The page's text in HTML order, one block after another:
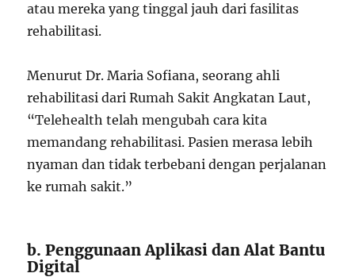
atau mereka yang tinggal jauh dari fasilitas
rehabilitasi.
Menurut Dr. Maria Sofiana, seorang ahli
rehabilitasi dari Rumah Sakit Angkatan Laut,
“Telehealth telah mengubah cara kita
memandang rehabilitasi. Pasien merasa lebih
nyaman dan tidak terbebani dengan perjalanan
ke rumah sakit.”
b. Penggunaan Aplikasi dan Alat Bantu
Digital